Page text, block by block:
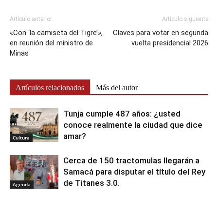
Artículo anterior
«Con ‘la camiseta del Tigre’»,
en reunión del ministro de
Minas
Artículo siguiente
Claves para votar en segunda
vuelta presidencial 2026
Artículos relacionados Más del autor
Cultura
Tunja cumple 487 años: ¿usted
conoce realmente la ciudad que dice
amar?
Agenda
Cerca de 150 tractomulas llegarán a
Samacá para disputar el título del Rey
de Titanes 3.0.